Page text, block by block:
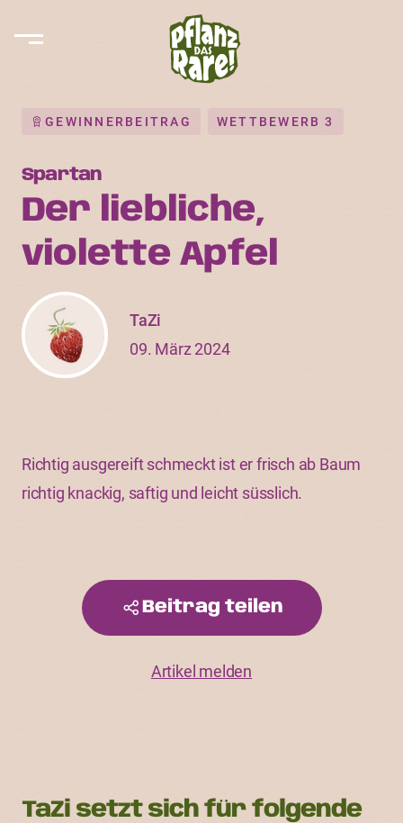
GEWINNERBEITRAG WETTBEWERB 3
Spartan
Der liebliche,
violette Apfel
TaZi
09. März 2024
Richtig ausgereift schmeckt ist er frisch ab Baum
richtig knackig, saftig und leicht süsslich.
Beitrag teilen
Artikel melden
TaZi setzt sich für folgende